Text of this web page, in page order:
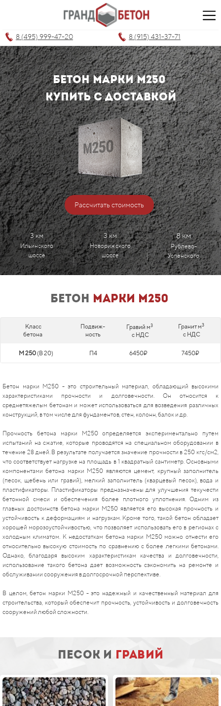
8 (495) 999-47-20 8 (915) 431-37-71
бетон МАРКИ м250
КУПИТЬ С ДОСТАВКОЙ
Рассчитать стоимость
3 км
Ильинского
шоссе
3 км
Новорижского
шоссе
8 км
Рублево-
Успенского
бетон марки м250
Класс
бетона
Подвиж-
ность
Гравий м3
с НДС
Гранит м3
с НДС
М 250 (В 20) П4 6450₽ 7450₽
Бетон марки М250 - это строительный материал, обладающий высокими
характеристиками прочности и долговечности. Он относится к
среднетяжелым бетонам и может использоваться для возведения различных
конструкций, в том числе для фундаментов, стен, колонн, балок и др.
Прочность бетона марки М250 определяется экспериментально путем
испытаний на сжатие, которые проводятся на специальном оборудовании в
течение 28 дней. В результате получается значение прочности в 250 кгс/см2,
что соответствует нагрузке на площадь в 1 квадратный сантиметр. Основными
компонентами бетона марки М250 являются цемент, крупный заполнитель
(песок, щебень или гравий), мелкий заполнитель (кварцевый песок), вода и
пластификаторы. Пластификаторы предназначены для улучшения текучести
бетонной смеси и обеспечения более плотного уплотнения. Одним из
главных достоинств бетона марки М250 является его высокая прочность и
устойчивость к деформациям и нагрузкам. Кроме того, такой бетон обладает
хорошей морозоустойчивостью, что позволяет использовать его в регионах с
холодным климатом. К недостаткам бетона марки М250 можно отнести его
относительно высокую стоимость по сравнению с более легкими бетонами.
Однако, благодаря высоким характеристикам качества и долговечности,
использование такого бетона дает возможность сэкономить на ремонте и
обслуживании сооружения в долгосрочной перспективе.
В целом, бетон марки М250 - это надежный и качественный материал для
строительства, который обеспечит прочность, устойчивость и долговечность
сооружений любой сложности.
песок и гравий